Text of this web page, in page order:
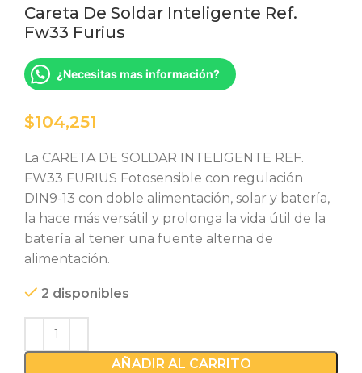
Careta De Soldar Inteligente Ref.
Fw33 Furius
¿Necesitas mas información?
$
La CARETA DE SOLDAR INTELIGENTE REF.
FW33 FURIUS Fotosensible con regulación
DIN9-13 con doble alimentación, solar y batería,
la hace más versátil y prolonga la vida útil de la
batería al tener una fuente alterna de
alimentación.
2 disponibles
AÑADIR AL CARRITO